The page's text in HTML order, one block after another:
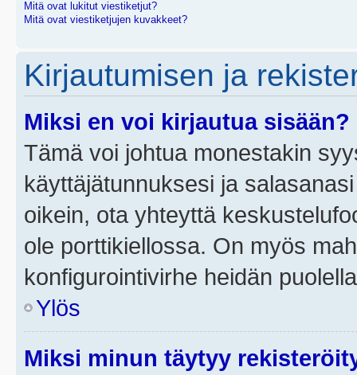
Mitä ovat lukitut viestiketjut?
Mitä ovat viestiketjujen kuvakkeet?
Kirjautumisen ja
Miksi en voi kirjautua sisään?
Tämä voi johtua monestakin
käyttäjätunnuksesi ja
oikein, ota yhteyttä
ole porttikiellossa. On myös
konfigurointivirhe heidän
Ylös
Miksi minun täytyy